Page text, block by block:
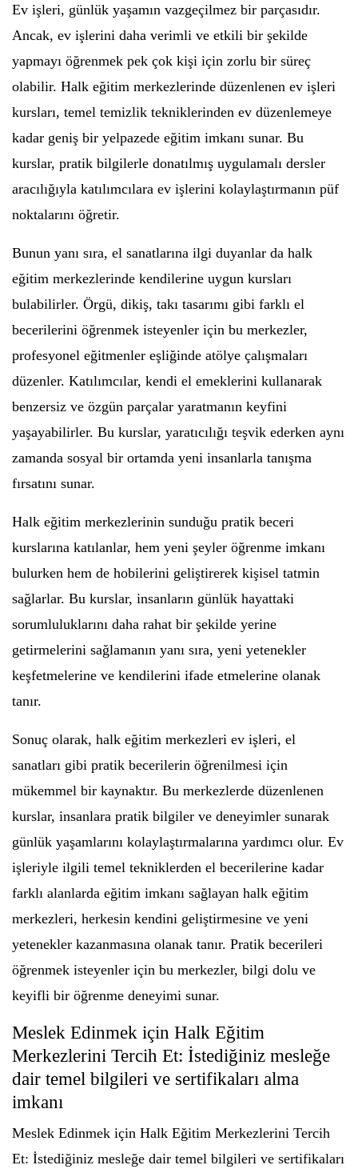
Ev işleri, günlük yaşamın vazgeçilmez bir parçasıdır.
Ancak, ev işlerini daha verimli ve etkili bir şekilde
yapmayı öğrenmek pek çok kişi için zorlu bir süreç
olabilir. Halk eğitim merkezlerinde düzenlenen ev işleri
kursları, temel temizlik tekniklerinden ev düzenlemeye
kadar geniş bir yelpazede eğitim imkanı sunar. Bu
kurslar, pratik bilgilerle donatılmış uygulamalı dersler
aracılığıyla katılımcılara ev işlerini kolaylaştırmanın püf
noktalarını öğretir.
Bunun yanı sıra, el sanatlarına ilgi duyanlar da halk
eğitim merkezlerinde kendilerine uygun kursları
bulabilirler. Örgü, dikiş, takı tasarımı gibi farklı el
becerilerini öğrenmek isteyenler için bu merkezler,
profesyonel eğitmenler eşliğinde atölye çalışmaları
düzenler. Katılımcılar, kendi el emeklerini kullanarak
benzersiz ve özgün parçalar yaratmanın keyfini
yaşayabilirler. Bu kurslar, yaratıcılığı teşvik ederken aynı
zamanda sosyal bir ortamda yeni insanlarla tanışma
fırsatını sunar.
Halk eğitim merkezlerinin sunduğu pratik beceri
kurslarına katılanlar, hem yeni şeyler öğrenme imkanı
bulurken hem de hobilerini geliştirerek kişisel tatmin
sağlarlar. Bu kurslar, insanların günlük hayattaki
sorumluluklarını daha rahat bir şekilde yerine
getirmelerini sağlamanın yanı sıra, yeni yetenekler
keşfetmelerine ve kendilerini ifade etmelerine olanak
tanır.
Sonuç olarak, halk eğitim merkezleri ev işleri, el
sanatları gibi pratik becerilerin öğrenilmesi için
mükemmel bir kaynaktır. Bu merkezlerde düzenlenen
kurslar, insanlara pratik bilgiler ve deneyimler sunarak
günlük yaşamlarını kolaylaştırmalarına yardımcı olur. Ev
işleriyle ilgili temel tekniklerden el becerilerine kadar
farklı alanlarda eğitim imkanı sağlayan halk eğitim
merkezleri, herkesin kendini geliştirmesine ve yeni
yetenekler kazanmasına olanak tanır. Pratik becerileri
öğrenmek isteyenler için bu merkezler, bilgi dolu ve
keyifli bir öğrenme deneyimi sunar.
Meslek Edinmek için Halk Eğitim
Merkezlerini Tercih Et: İstediğiniz mesleğe
dair temel bilgileri ve sertifikaları alma
imkanı
Meslek Edinmek için Halk Eğitim Merkezlerini Tercih
Et: İstediğiniz mesleğe dair temel bilgileri ve sertifikaları